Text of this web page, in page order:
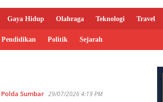
Gaya Hidup Olahraga Teknologi Travel
Pendidikan Politik Sejarah
Polda Sumbar 29/07/2026 4:19 PM